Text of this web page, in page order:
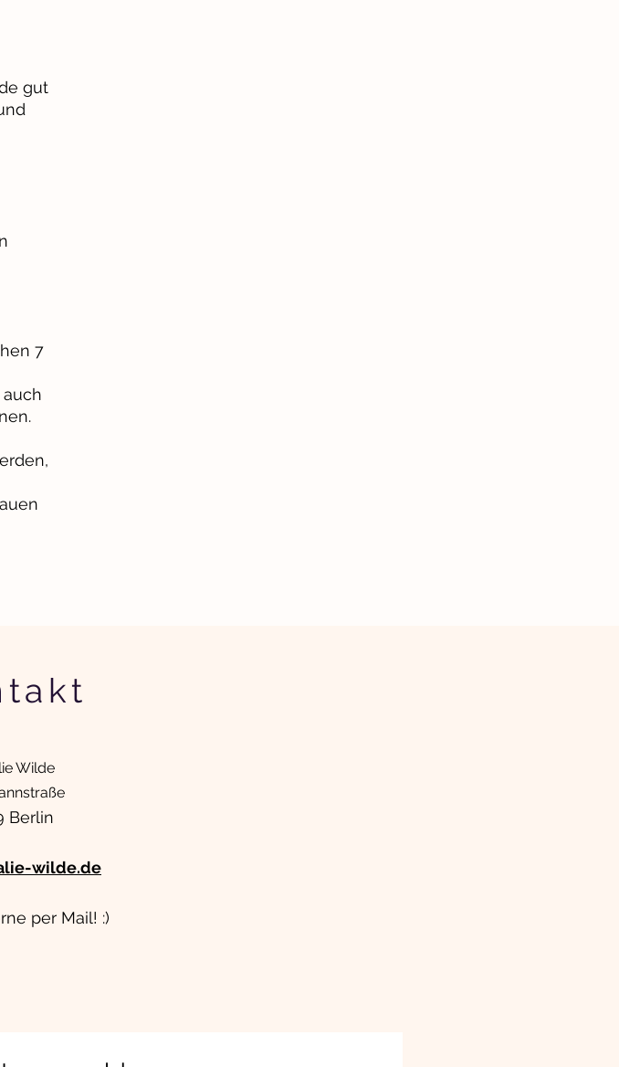
gut
7
Wilde
Berlin
wilde.de
per Mail! :)